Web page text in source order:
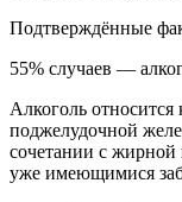
Подтверждённые
55% случаев —
Алкоголь
поджелудочной
сочетании с жирной
уже имеющимися